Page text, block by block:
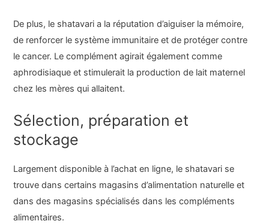
De plus, le shatavari a la réputation d’aiguiser la mémoire,
de renforcer le système immunitaire et de protéger contre
le cancer. Le complément agirait également comme
aphrodisiaque et stimulerait la production de lait maternel
chez les mères qui allaitent.
Sélection, préparation et
stockage
Largement disponible à l’achat en ligne, le shatavari se
trouve dans certains magasins d’alimentation naturelle et
dans des magasins spécialisés dans les compléments
alimentaires.